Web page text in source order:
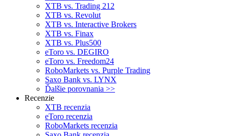
XTB vs. Trading 212
XTB vs. Revolut
XTB vs. Interactive Brokers
XTB vs. Finax
XTB vs. Plus500
eToro vs. DEGIRO
eToro vs. Freedom24
RoboMarkets vs. Purple Trading
Saxo Bank vs. LYNX
Ďalšie porovnania >>
Recenzie
XTB recenzia
eToro recenzia
RoboMarkets recenzia